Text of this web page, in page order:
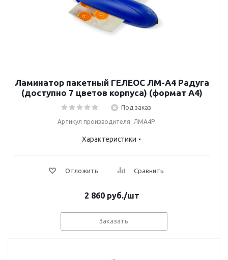
Ламинатор пакетный ГЕЛЕОС ЛМ-A4 Радуга
(доступно 7 цветов корпуса) (формат А4)
Под заказ
Артикул производителя: ЛМА4Р
Характеристики
Отложить Сравнить
2 860 руб./шт
Заказать